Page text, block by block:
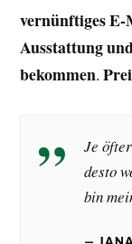
vernünftiges
Ausstattung
bekommen.
Je
desto
bin